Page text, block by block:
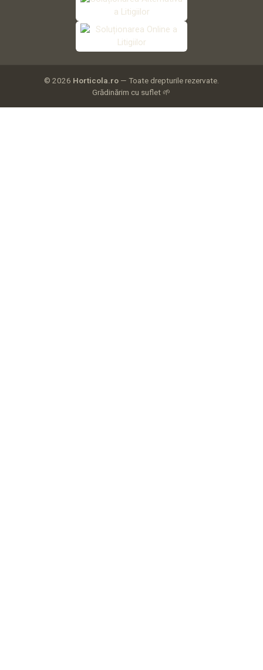
© 2026 Horticola.ro — Toate drepturile rezervate.
Grădinărim cu suflet 🌱